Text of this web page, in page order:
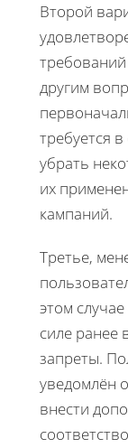
Второй
другим
требуется в
убрать
их
кампаний.
Третье,
этом
силе ранее
запреты.
уведомлён
внести